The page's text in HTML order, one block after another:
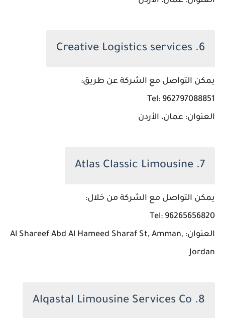
6. Creative Logistics services
يمكن التواصل مع الشركة عن طريق:
Tel: 962797088851
العنوان: عمان، الأردن
7. Atlas Classic Limousine
يمكن التواصل مع الشركة من خلال:
Tel: 96265656820
العنوان: Al Shareef Abd Al Hameed Sharaf St, Amman,
Jordan
8. Alqastal Limousine Services Co